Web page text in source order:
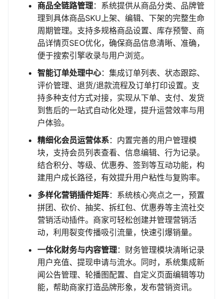
商品全链路管理：系统提供从商品分类、品牌管
理到具体商品SKU上架、编辑、下架的完整生命
周期管理。支持多规格商品设置、库存预警、商
品详情页SEO优化，确保商品信息清晰、准确，
便于搜索引擎收录与用户浏览。
智能订单处理中心：集成订单列表、状态跟踪、
评价管理、退货/退款流程及订单打印设置。支
持多种支付方式对接，实现从下单、支付、发货
到售后的一站式自动化处理，提升运营效率与用
户体验。
精细化会员运营体系：内置完善的用户管理模
块，支持会员列表查看、信息编辑、行为记录。
结合积分、等级、优惠券、签到等互动功能，构
建用户成长路径，有效提升用户粘性与复购率。
多样化营销插件矩阵：系统核心亮点之一，预置
拼团、砍价、抽奖、拆红包、优惠券等主流社交
营销活动插件。商家可轻松创建并管理营销活
动，利用裂变传播吸引流量，快速引爆销量。
一体化财务与内容管理：财务管理模块清晰记录
用户充值、提现申请与流水。同时，系统集成新
闻公告管理、轮播图配置、自定义页面编辑等功
能，帮助商家打造品牌形象，发布营销资讯。